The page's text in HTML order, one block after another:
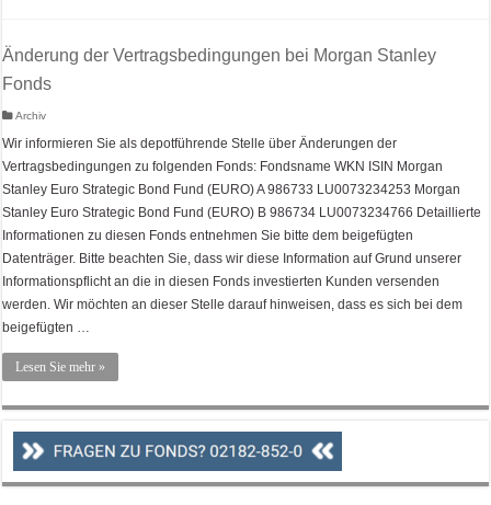
Änderung der Vertragsbedingungen bei Morgan Stanley
Fonds
Archiv
Wir informieren Sie als depotführende Stelle über Änderungen der
Vertragsbedingungen zu folgenden Fonds: Fondsname WKN ISIN Morgan
Stanley Euro Strategic Bond Fund (EURO) A 986733 LU0073234253 Morgan
Stanley Euro Strategic Bond Fund (EURO) B 986734 LU0073234766 Detaillierte
Informationen zu diesen Fonds entnehmen Sie bitte dem beigefügten
Datenträger. Bitte beachten Sie, dass wir diese Information auf Grund unserer
Informationspflicht an die in diesen Fonds investierten Kunden versenden
werden. Wir möchten an dieser Stelle darauf hinweisen, dass es sich bei dem
beigefügten …
Lesen Sie mehr »